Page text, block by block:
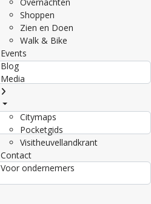
Shoppen
Zien en Doen
Walk & Bike
Events
Blog
Media
Citymaps
Pocketgids
Visitheuvellandkrant
Contact
Voor ondernemers